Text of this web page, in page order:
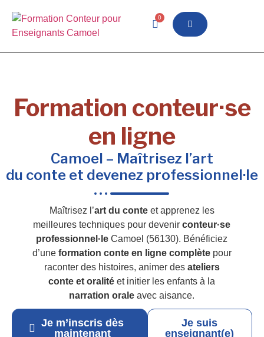
0
Formation conteur·se
en ligne
Camoel – Maîtrisez l’art
du conte et devenez professionnel·le
Maîtrisez l’art du conteet apprenez les
meilleures techniques pour devenirconteur·se
professionnel·le Camoel (56130). Bénéficiez
d’une formation conte en ligne complètepour
raconter des histoires, animer des ateliers
conte et oralité et initier les enfants à la
narration orale avec aisance.
Je m’inscris dès
maintenant
Je suis
enseignant(e)